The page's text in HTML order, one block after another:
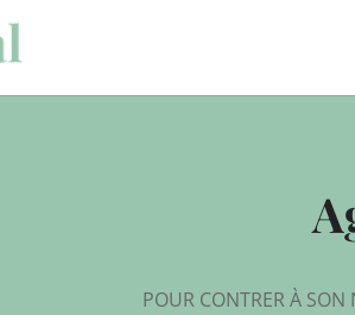
POUR CONTRER À